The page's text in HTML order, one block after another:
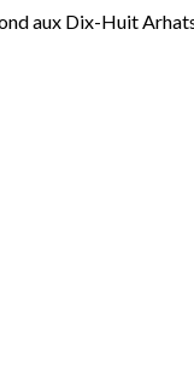
aux Dix-Huit